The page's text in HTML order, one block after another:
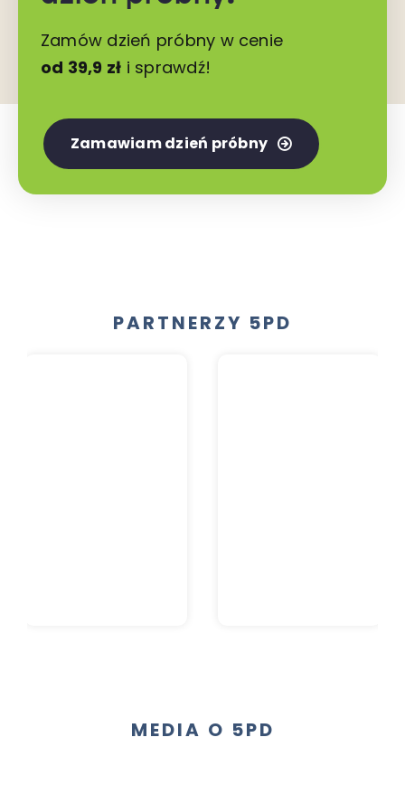
Zamów dzień próbny w cenie
od 39,9 zł i sprawdź!
Zamawiam dzień próbny
PARTNERZY 5PD
MEDIA O 5PD